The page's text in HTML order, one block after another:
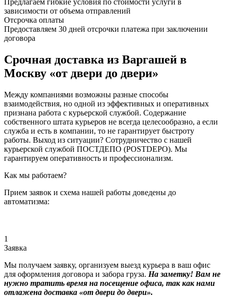
зависимости от объема отправлений
Отсрочка оплаты
Предоставляем 30 дней отсрочки платежа при заключении
договора
Срочная доставка из Варгашей в
Москву «от двери до двери»
Между компаниями возможны разные способы
взаимодействия, но одной из эффективных и оперативных
признана работа с курьерской службой. Содержание
собственного штата курьеров не всегда целесообразно, а если
служба и есть в компании, то не гарантирует быстроту
работы. Выход из ситуации? Сотрудничество с нашей
курьерской службой ПОСТДЕПО (POSTDEPO). Мы
гарантируем оперативность и профессионализм.
Как мы работаем?
Прием заявок и схема нашей работы доведены до
автоматизма:
1
Заявка
Мы получаем заявку, организуем выезд курьера в ваш офис
для оформления договора и забора груза. На заметку! Вам не
нужно тратить время на посещение офиса, так как нами
отлажена доставка «от двери до двери».